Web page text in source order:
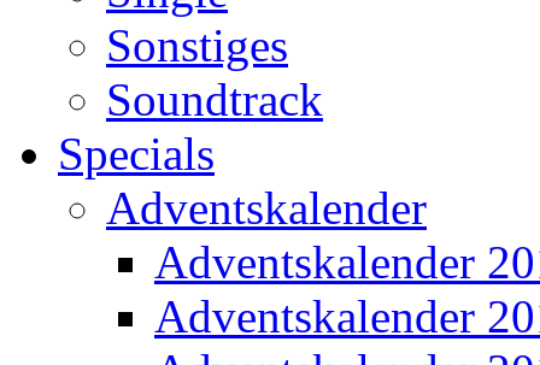
Sonstiges
Soundtrack
Specials
Adventskalender
Adventskalender
Adventskalender